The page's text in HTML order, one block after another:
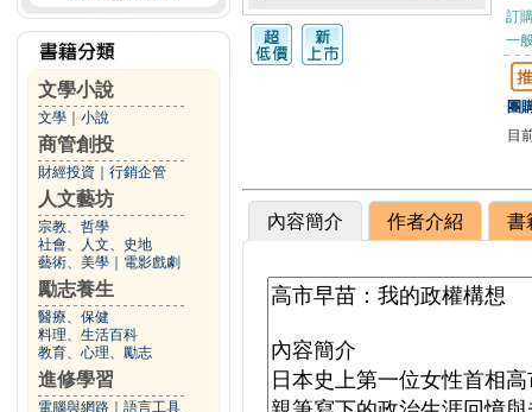
文學小說
文學 小說
商管創投
財經投資 行銷企管
人文藝坊
宗教、哲學
社會、人文、史地
藝術、美學
電影戲劇
勵志養生
醫療、保健
料理、生活百科
教育、心理、勵志
進修學習
電腦與網路
語言工具
訂
一
團
目
內容簡介 作者介紹 書